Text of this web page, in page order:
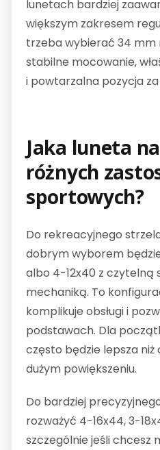
lunetach bardziej
większym zakresem
trzeba wybierać 34 mm
stabilne mocowanie,
i powtarzalna pozycja
Jaka luneta
różnych
sportowych?
Do rekreacyjnego
dobrym wyborem
albo 4-12x40 z czytelną
mechaniką. To
komplikuje obsługi i
podstawach. Dla
często będzie lepsza
dużym powiększeniu.
Do bardziej
rozważyć 4-16x44, 3-
szczególnie jeśli chcesz